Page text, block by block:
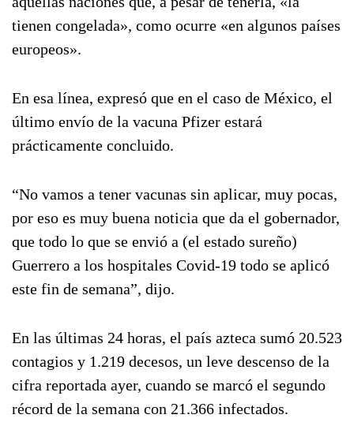
tienen congelada», como ocurre «en algunos países
europeos».
En esa línea, expresó que en el caso de México, el
último envío de la vacuna Pfizer estará
prácticamente concluido.
“No vamos a tener vacunas sin aplicar, muy pocas,
por eso es muy buena noticia que da el gobernador,
que todo lo que se envió a (el estado sureño)
Guerrero a los hospitales Covid-19 todo se aplicó
este fin de semana”, dijo.
En las últimas 24 horas, el país azteca sumó 20.523
contagios y 1.219 decesos, un leve descenso de la
cifra reportada ayer, cuando se marcó el segundo
récord de la semana con 21.366 infectados.